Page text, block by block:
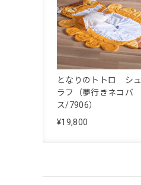
となりのトトロ シュ
ラフ（夢行きネコバ
ス/7906）
¥19,800